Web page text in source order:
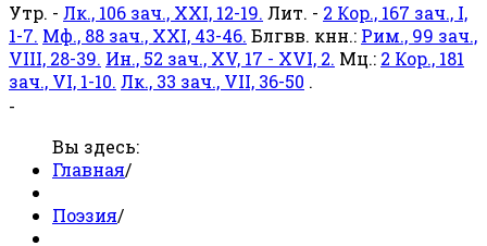
Утр. - Лк., 106 зач., XXI, 12-19. Лит. - 2 Кор., 167 зач., I,
1-7. Мф., 88 зач., XXI, 43-46. Блгвв. кнн.: Рим., 99 зач.,
VIII, 28-39. Ин., 52 зач., XV, 17 - XVI, 2. Мц.: 2 Кор., 181
зач., VI, 1-10. Лк., 33 зач., VII, 36-50 .
-
Вы здесь:
Главная/
Поэзия/